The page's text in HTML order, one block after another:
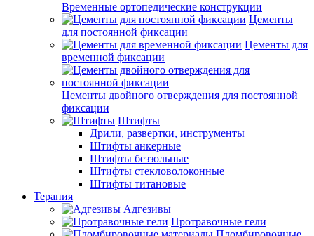
Временные ортопедические конструкции
Цементы
для постоянной фиксации
Цементы для
временной фиксации
Цементы двойного отверждения для постоянной
фиксации
Штифты
Дрили, развертки, инструменты
Штифты анкерные
Штифты беззольные
Штифты стекловолоконные
Штифты титановые
Терапия
Адгезивы
Протравочные гели